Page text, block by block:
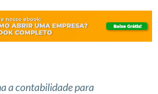
a contabilidade para